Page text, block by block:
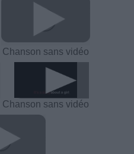
Chanson sans vidéo
Chanson sans vidéo